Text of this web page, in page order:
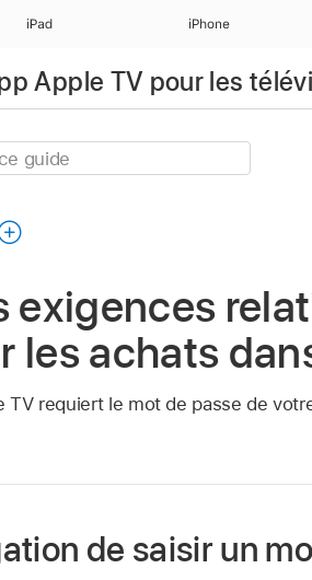
iPad iPhone
Apple TV pour les
exigences
les achats
TV requiert le mot de passe de
de saisir un